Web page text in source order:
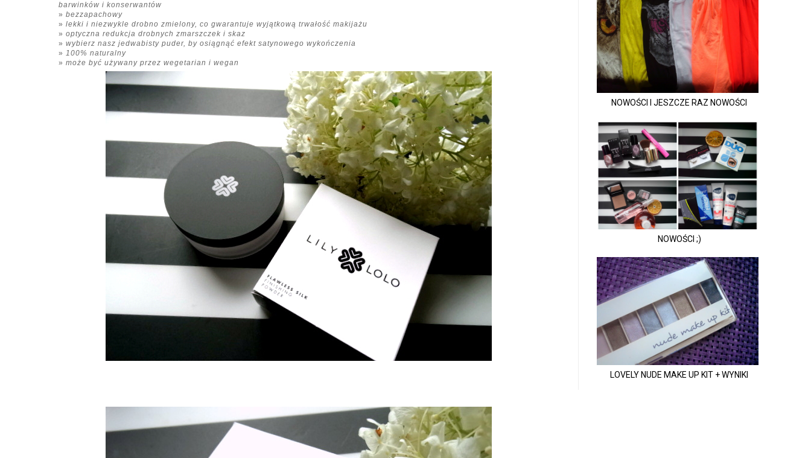
barwinków i konserwantów
bezzapachowy
lekki i niezwykle drobno zmielony, co gwarantuje wyjątkową trwałość makijażu
optyczna redukcja drobnych zmarszczek i skaz
wybierz nasz jedwabisty puder, by osiągnąć efekt satynowego wykończenia
100% naturalny
może być używany przez wegetarian i wegan
NOWOŚCI I JESZCZE RAZ NOWOŚCI
NOWOŚCI ;)
LOVELY NUDE MAKE UP KIT + WYNIKI